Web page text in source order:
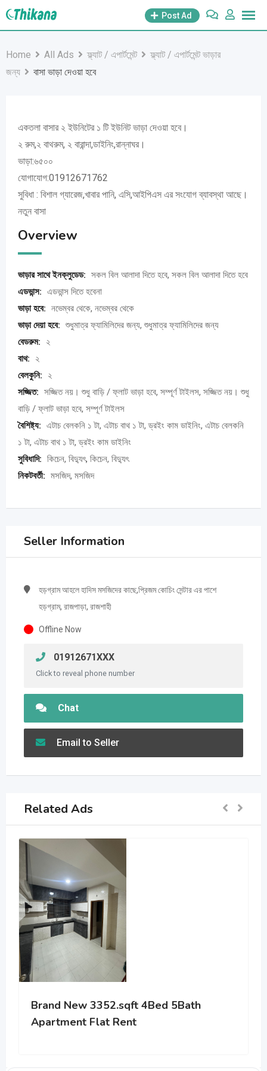
Skip
Post Ad
Home All Ads ফ্ল্যাট / এপার্টমেন্ট
ফ্ল্যাট / এপার্টমেন্ট ভাড়ার
জন্য
বাসা ভাড়া দেওয়া হবে
একতলা বাসার ২ ইউনিটের ১ টি ইউনিট ভাড়া দেওয়া হবে।
২ রুম,২ বাথরুম, ২ বারান্দা,ডাইনিং,রান্নাঘর।
ভাড়া:৬৫০০
যোগাযোগ:01912671762
সুবিধা : বিশাল গ্যারেজ,খাবার পানি, এসি,আইপিএস এর সংযোগ ব্যাবস্থা আছে।
নতুন বাসা
Overview
ভাড়ার সাথে ইনক্লুডেড: সকল বিল আলাদা দিতে হবে, সকল বিল আলাদা দিতে হবে
এডভান্স: এডভান্স দিতে হবেনা
ভাড়া হবে: নভেম্বর থেকে, নভেম্বর থেকে
ভাড়া দেয়া হবে: শুধুমাত্র ফ্যামিলিদের জন্য, শুধুমাত্র ফ্যামিলিদের জন্য
বেডরুম:
২
বাথ:
২
বেলকুনি:
২
সজ্জিত: সজ্জিত নয়। শুধু বাড়ি / ফ্লাট ভাড়া হবে, সম্পূর্ণ টাইলস, সজ্জিত নয়। শুধু
বাড়ি / ফ্লাট ভাড়া হবে, সম্পূর্ণ টাইলস
বৈশিষ্ট্য: এটাচ বেলকনি ১ টা, এটাচ বাথ ১ টা, ড্রইং কাম ডাইনিং, এটাচ বেলকনি
১ টা, এটাচ বাথ ১ টা, ড্রইং কাম ডাইনিং
সুবিধাদি: কিচেন, বিদ্যুৎ, কিচেন, বিদ্যুৎ
নিকটবর্তী: মসজিদ, মসজিদ
Seller Information
হড়গ্রাম আহলে হাদিস মসজিদের কাছে,প্রিজম কোচিং সেন্টার এর পাশে
হড়গ্রাম, রাজপাড়া, রাজশাহী
Offline Now
01912671XXX
Click to reveal phone number
Chat
Email to Seller
Related Ads
Brand New 3352.sqft 4Bed 5Bath
Apartment Flat Rent